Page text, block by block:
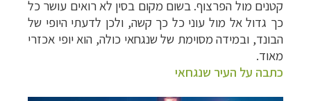
קטנים מול הפרצוף. בשום מקום בסין לא רואים עושר כל
כך גדול אל מול עוני כל כך קשה, ולכן לדעתי היופי של
הבונד, ובמידה מסוימת של שנגחאי כולה, הוא יופי אכזרי
מאוד.
כתבה על העיר שנגחאי